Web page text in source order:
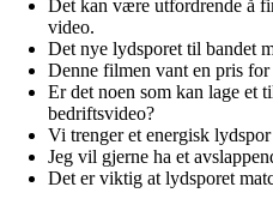
Det kan være utfordrende å
video.
Det nye lydsporet til bandet
Denne filmen vant en pris
Er det noen som kan lage et
bedriftsvideo?
Vi trenger et energisk
Jeg vil gjerne ha et
Det er viktig at lydsporet